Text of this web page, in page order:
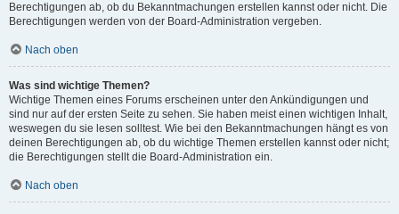
Berechtigungen ab, ob du Bekanntmachungen erstellen kannst oder nicht. Die
Berechtigungen werden von der Board-Administration vergeben.
Nach oben
Was sind wichtige Themen?
Wichtige Themen eines Forums erscheinen unter den Ankündigungen und
sind nur auf der ersten Seite zu sehen. Sie haben meist einen wichtigen Inhalt,
weswegen du sie lesen solltest. Wie bei den Bekanntmachungen hängt es von
deinen Berechtigungen ab, ob du wichtige Themen erstellen kannst oder nicht;
die Berechtigungen stellt die Board-Administration ein.
Nach oben